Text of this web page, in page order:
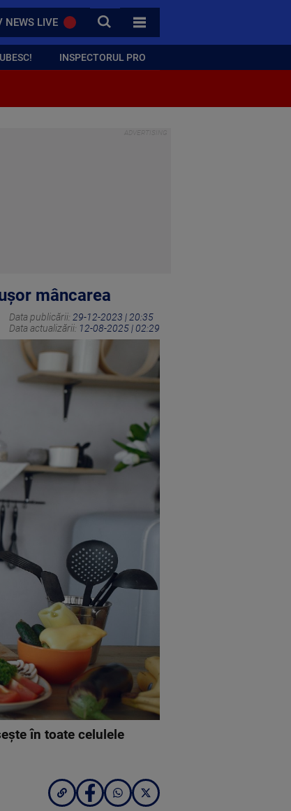
NEWS LIVE CAUTA
TOATE CATEGORIILE
INSPECTORUL PRO
mâncarea
Data publicării: 29-12-2023 | 20:35
Data actualizării: 12-08-2025 | 02:29
în toate celulele